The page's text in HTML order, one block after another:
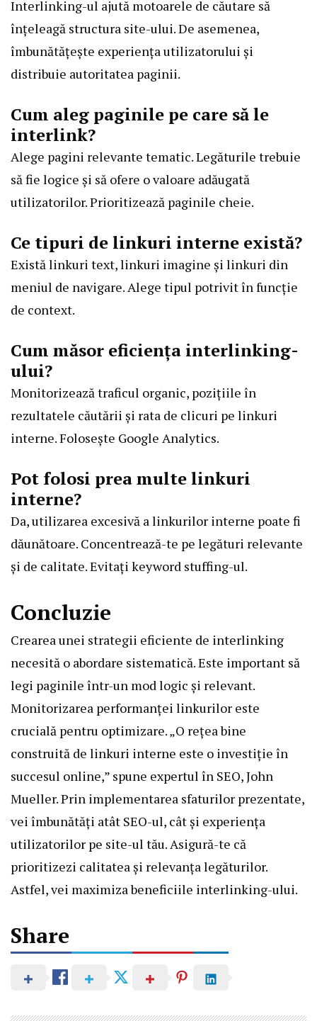
Interlinking-ul ajută motoarele de căutare să
înțeleagă structura site-ului. De asemenea,
îmbunătățește experiența utilizatorului și
distribuie autoritatea paginii.
Cum aleg paginile pe care să le
interlink?
Alege pagini relevante tematic. Legăturile trebuie
să fie logice și să ofere o valoare adăugată
utilizatorilor. Prioritizează paginile cheie.
Ce tipuri de linkuri interne există?
Există linkuri text, linkuri imagine și linkuri din
meniul de navigare. Alege tipul potrivit în funcție
de context.
Cum măsor eficiența interlinking-
ului?
Monitorizează traficul organic, pozițiile în
rezultatele căutării și rata de clicuri pe linkuri
interne. Folosește Google Analytics.
Pot folosi prea multe linkuri
interne?
Da, utilizarea excesivă a linkurilor interne poate fi
dăunătoare. Concentrează-te pe legături relevante
și de calitate. Evitați keyword stuffing-ul.
Concluzie
Crearea unei strategii eficiente de interlinking
necesită o abordare sistematică. Este important să
legi paginile într-un mod logic și relevant.
Monitorizarea performanței linkurilor este
crucială pentru optimizare. „O rețea bine
construită de linkuri interne este o investiție în
succesul online,” spune expertul în SEO, John
Mueller. Prin implementarea sfaturilor prezentate,
vei îmbunătăți atât SEO-ul, cât și experiența
utilizatorilor pe site-ul tău. Asigură-te că
prioritizezi calitatea și relevanța legăturilor.
Astfel, vei maximiza beneficiile interlinking-ului.
Share